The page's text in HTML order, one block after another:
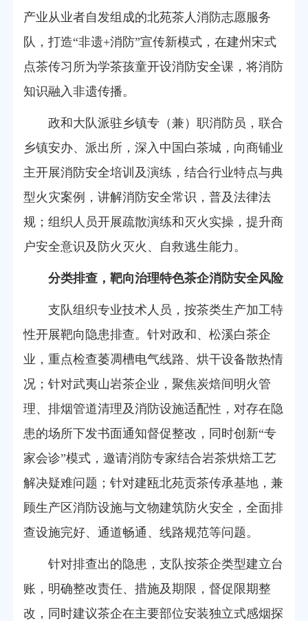
产业从业者自发组成的北苑茶人消防志愿服务
队，打造“非遗+消防”宣传新模式，在建州宋式
点茶传习所为学茶孩童开设消防安全课，将消防
知识融入非遗传播。
政和大队派驻乡镇专（兼）职消防员，联合
乡镇安办、派出所，深入中国白茶城，向商铺业
主开展消防安全培训及演练，结合行业特点与典
型火灾案例，讲解消防安全常识，普及法律法
规；组织人员开展疏散演练和灭火实操，提升商
户安全意识及防火灭火、自救逃生能力。
分类排查，靶向治理特色茶企消防安全风险
支队组织专业技术人员，按茶类生产加工特
性开展靶向隐患排查。针对政和、松溪白茶企
业，重点检查萎凋槽电气线路、烘干设备散热情
况；针对武夷山岩茶企业，聚焦炭焙间明火管
理、排烟管道清理及消防设施适配性，对存在隐
患的场所下发书面通知督促整改，同时创新“专
家会诊”模式，邀请消防专家结合岩茶烘焙工艺
解决疑难问题；针对建瓯北苑贡茶传承基地，兼
顾生产区消防设施与文物建筑防火安全，全面排
查设施完好、通道畅通、线路规范等问题。
针对排查出的隐患，支队按茶企类型建立台
账，明确整改责任、措施及期限，督促限期整
改，同时建议茶企在主要部位安装独立式感烟探